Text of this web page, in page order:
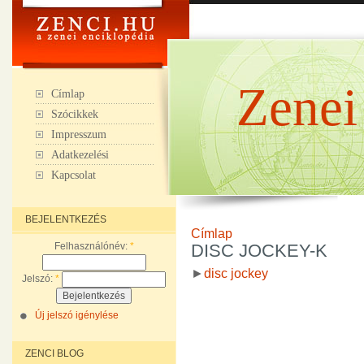
Címlap
Szócikkek
Impresszum
Adatkezelési
Kapcsolat
BEJELENTKEZÉS
Felhasználónév: *
Jelszó: *
Új jelszó igénylése
ZENCI BLOG
Címlap
DISC JOCKEY-K
► disc jockey